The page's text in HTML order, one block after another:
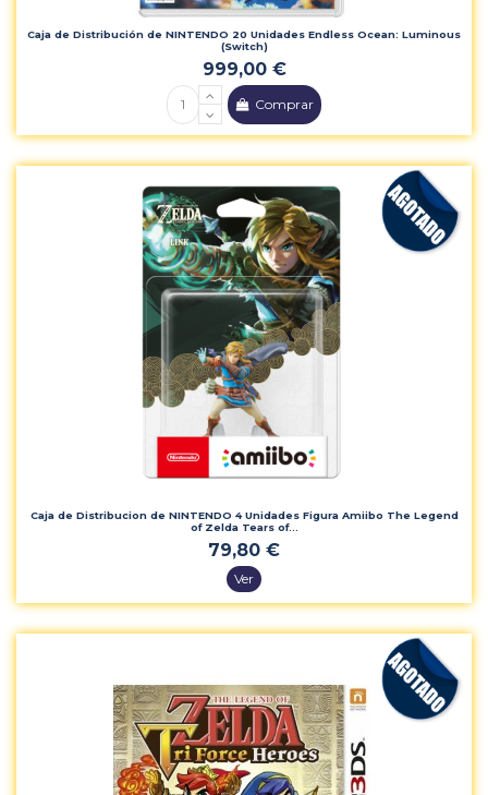
Caja de Distribución de NINTENDO 20 Unidades Endless Ocean: Luminous
(Switch)
999,00 €
Comprar
Caja de Distribucion de NINTENDO 4 Unidades Figura Amiibo The Legend
of Zelda Tears of...
79,80 €
Ver